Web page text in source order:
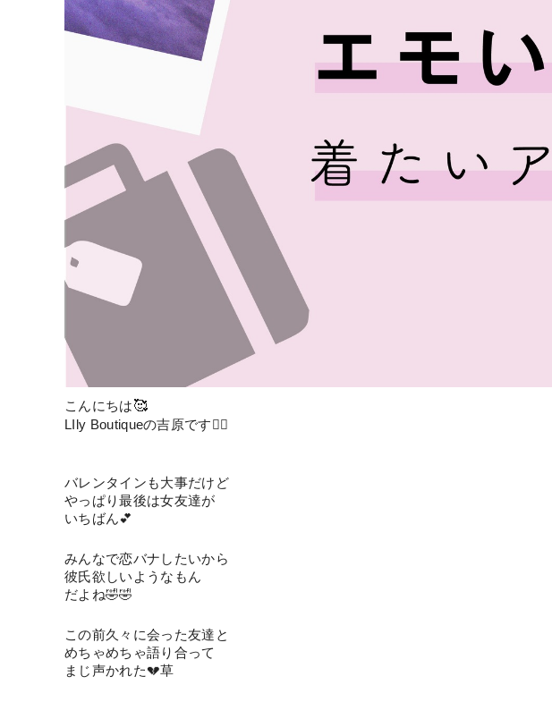
こんにちは🥰
LIly Boutiqueの吉原です🏳️‍🌈
バレンタインも大事だけど
やっぱり最後は女友達が
いちばん💕
みんなで恋バナしたいから
彼氏欲しいようなもん
だよね🤣🤣
この前久々に会った友達と
めちゃめちゃ語り合って
まじ声かれた💔草